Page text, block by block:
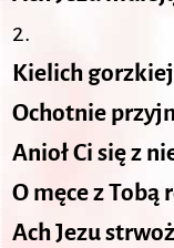
2.
Kielich
Ochotnie
Anioł Ci się z
O męce z Tobą
Ach Jezu